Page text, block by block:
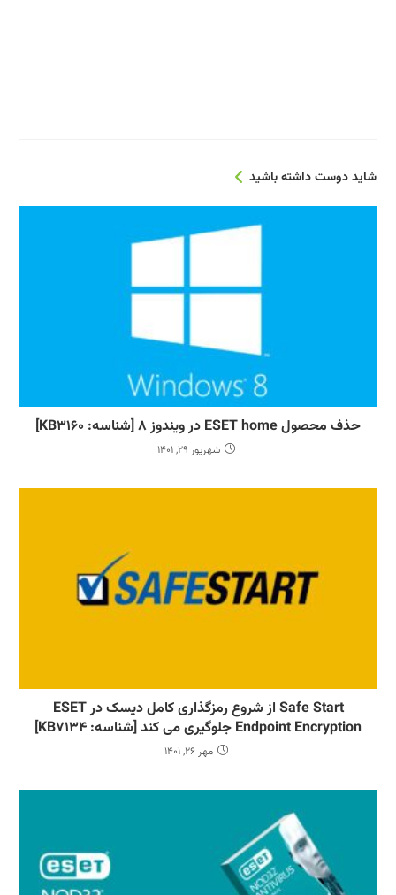
شاید دوست داشته باشید
حذف محصول ESET home در ویندوز 8 [شناسه: KB3160]
شهریور 29, 1401
Safe Start از شروع رمزگذاری کامل دیسک در ESET
Endpoint Encryption جلوگیری می کند [شناسه: KB7134]
مهر 26, 1401